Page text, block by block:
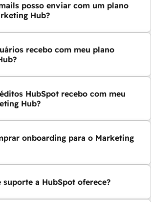
posso enviar com um plano
Hub?
recebo com meu plano
HubSpot recebo com meu
Hub?
onboarding para o Marketing
suporte a HubSpot oferece?